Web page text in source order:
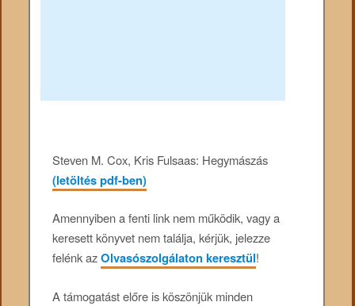
Steven M. Cox, Kris Fulsaas: Hegymászás
(letöltés pdf-ben)
Amennyiben a fenti link nem működik, vagy a
keresett könyvet nem találja, kérjük, jelezze
felénk azOlvasószolgálaton keresztül!
A támogatást előre is köszönjük minden